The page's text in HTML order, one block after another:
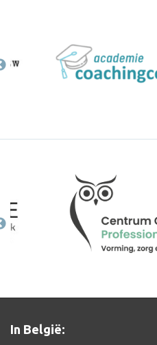
In België: